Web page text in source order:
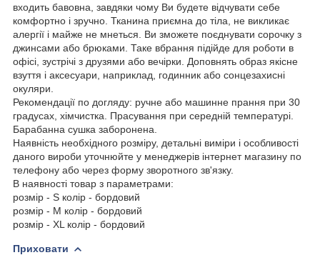
входить бавовна, завдяки чому Ви будете відчувати себе
комфортно і зручно. Тканина приємна до тіла, не викликає
алергії і майже не мнеться. Ви зможете поєднувати сорочку з
джинсами або брюками. Таке вбрання підійде для роботи в
офісі, зустрічі з друзями або вечірки. Доповнять образ якісне
взуття і аксесуари, наприклад, годинник або сонцезахисні
окуляри.
Рекомендації по догляду: ручне або машинне прання при 30
градусах, хімчистка. Прасування при середній температурі.
Барабанна сушка заборонена.
Наявність необхідного розміру, детальні виміри і особливості
даного вироби уточнюйте у менеджерів інтернет магазину по
телефону або через форму зворотного зв'язку.
В наявності товар з параметрами:
розмір - S колір - бордовий
розмір - M колір - бордовий
розмір - XL колір - бордовий
Приховати